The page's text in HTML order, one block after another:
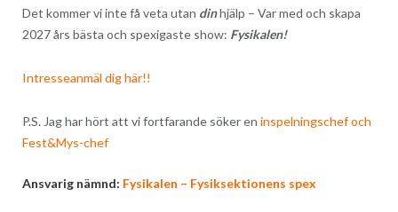
Det kommer vi inte få veta utan dinhjälp – Var med och skapa
2027 års bästa och spexigaste show: Fysikalen!
Intresseanmäl dig här!!
P.S. Jag har hört att vi fortfarande söker en inspelningschef och
Fest&Mys-chef
Ansvarig nämnd: Fysikalen – Fysiksektionens spex